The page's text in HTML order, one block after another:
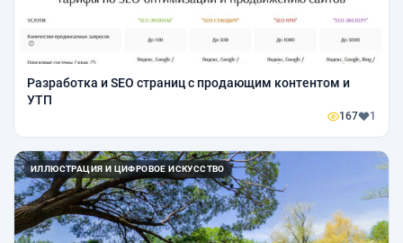
Разработка и SEO страниц с продающим контентом и
УТП
167 1
ИЛЛЮСТРАЦИЯ И ЦИФРОВОЕ ИСКУССТВО